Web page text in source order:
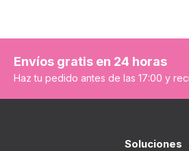
Envíos gratis en 24 horas
Haz tu pedido antes de las 17:00 y
Soluciones